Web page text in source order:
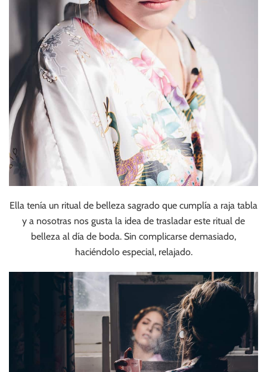
Ella tenía un ritual de belleza sagrado que cumplía a raja tabla
y a nosotras nos gusta la idea de trasladar este ritual de
belleza al día de boda. Sin complicarse demasiado,
haciéndolo especial, relajado.